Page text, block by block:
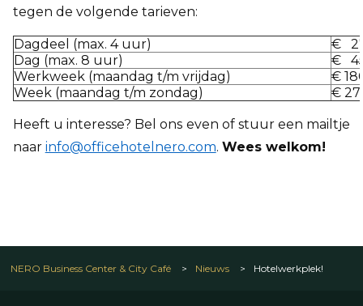
tegen de volgende tarieven:
Dagdeel (max. 4 uur)
€
Dag (max. 8 uur)
€
Werkweek (maandag t/m vrijdag)
€
Week (maandag t/m zondag)
€
Heeft u interesse? Bel ons even of stuur een mailtje
naar info@officehotelnero.com. Wees welkom!
NERO Business Center & City Café > Nieuws > Hotelwerkplek!